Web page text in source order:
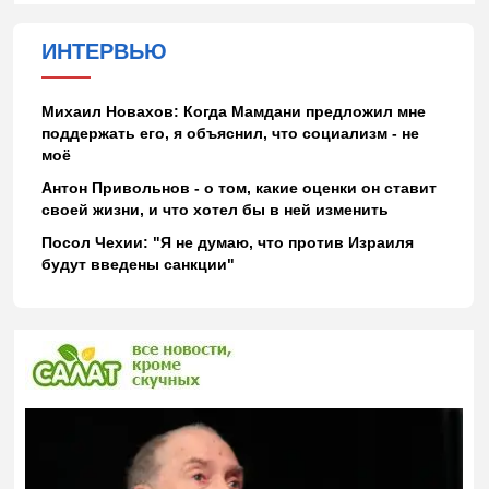
ИНТЕРВЬЮ
Михаил Новахов: Когда Мамдани предложил мне
поддержать его, я объяснил, что социализм - не
моё
Антон Привольнов - о том, какие оценки он ставит
своей жизни, и что хотел бы в ней изменить
Посол Чехии: "Я не думаю, что против Израиля
будут введены санкции"